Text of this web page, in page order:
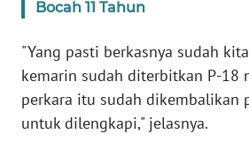
Bocah 11 Tahun
"Yang pasti berkasnya sudah
kemarin sudah diterbitkan P-18
perkara itu sudah dikembalikan
untuk dilengkapi," jelasnya.
SULTRA
WN
NTB
WN